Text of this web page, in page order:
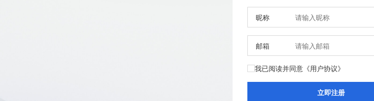
昵称
邮箱
我已阅读并同意 《用户协议》